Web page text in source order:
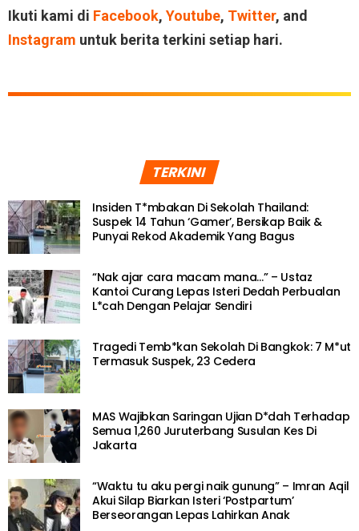
Ikuti kami di Facebook, Youtube, Twitter, and
Instagram untuk berita terkini setiap hari.
TERKINI
Insiden T*mbakan Di Sekolah Thailand:
Suspek 14 Tahun ‘Gamer’, Bersikap Baik &
Punyai Rekod Akademik Yang Bagus
“Nak ajar cara macam mana…” – Ustaz
Kantoi Curang Lepas Isteri Dedah Perbualan
L*cah Dengan Pelajar Sendiri
Tragedi Temb*kan Sekolah Di Bangkok: 7 M*ut
Termasuk Suspek, 23 Cedera
MAS Wajibkan Saringan Ujian D*dah Terhadap
Semua 1,260 Juruterbang Susulan Kes Di
Jakarta
“Waktu tu aku pergi naik gunung” – Imran Aqil
Akui Silap Biarkan Isteri ‘Postpartum’
Berseorangan Lepas Lahirkan Anak